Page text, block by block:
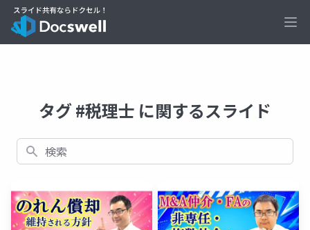
タグ #税理士 に関するスライド
検索